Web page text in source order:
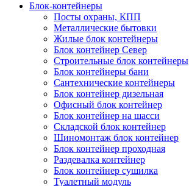
Блок-контейнеры
Посты охраны, КПП
Металлические бытовки
Жилые блок контейнеры
Блок контейнер Север
Строительные блок контейнеры
Блок контейнеры бани
Сантехнические контейнеры
Блок контейнер дизельная
Офисный блок контейнер
Блок контейнер на шасси
Складской блок контейнер
Шиномонтаж блок контейнер
Блок контейнер проходная
Раздевалка контейнер
Блок контейнер сушилка
Туалетный модуль